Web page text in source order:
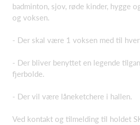
badminton, sjov, røde kinder, hygge
og voksen.
- Der skal være 1 voksen med til
- Der bliver benyttet en legende
fjerbolde.
- Der vil være låneketchere i hallen.
Ved kontakt og tilmelding til holdet